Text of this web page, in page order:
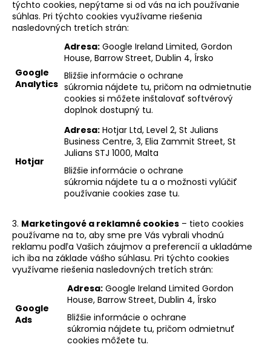
týchto cookies, nepýtame si od vás na ich používanie
súhlas. Pri týchto cookies využívame riešenia
nasledovných tretích strán:
Google
Analytics
Adresa: Google Ireland Limited, Gordon
House, Barrow Street, Dublin 4, Írsko
Bližšie informácie o ochrane
súkromia nájdete tu, pričom na odmietnutie
cookies si môžete inštalovať softvérový
doplnok dostupný tu.
Hotjar
Adresa: Hotjar Ltd, Level 2, St Julians
Business Centre, 3, Elia Zammit Street, St
Julians STJ 1000, Malta
Bližšie informácie o ochrane
súkromia nájdete tu a o možnosti vylúčiť
používanie cookies zase tu.
3. Marketingové a reklamné cookies – tieto cookies
používame na to, aby sme pre Vás vybrali vhodnú
reklamu podľa Vašich záujmov a preferencií a ukladáme
ich iba na základe vášho súhlasu. Pri týchto cookies
využívame riešenia nasledovných tretích strán:
Google
Ads
Adresa: Google Ireland Limited Gordon
House, Barrow Street, Dublin 4, Írsko
Bližšie informácie o ochrane
súkromia nájdete tu, pričom odmietnuť
cookies môžete tu.